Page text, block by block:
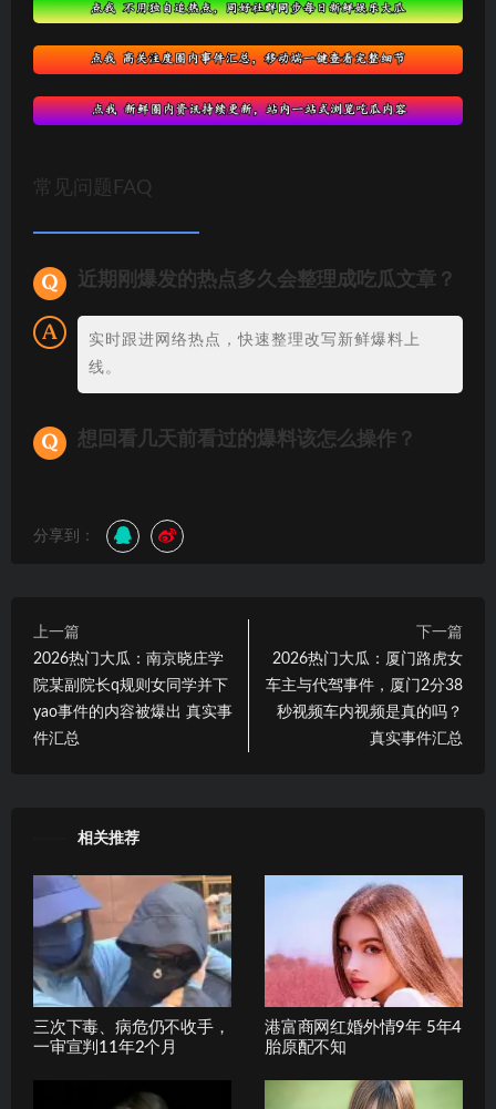
常见问题FAQ
近期刚爆发的热点多久会整理成吃瓜文章？
实时跟进网络热点，快速整理改写新鲜爆料上
线。
想回看几天前看过的爆料该怎么操作？
分享到：
上一篇
2026热门大瓜：南京晓庄学
院某副院长q规则女同学并下
yao事件的内容被爆出 真实事
件汇总
下一篇
2026热门大瓜：厦门路虎女
车主与代驾事件，厦门2分38
秒视频车内视频是真的吗？
真实事件汇总
相关推荐
三次下毒、病危仍不收手，
一审宣判11年2个月
港富商网红婚外情9年 5年4
胎原配不知